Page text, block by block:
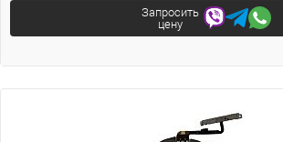
Запросить
цену